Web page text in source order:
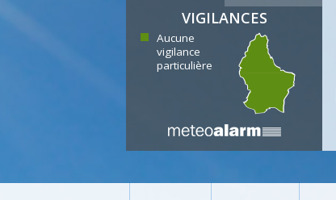
VIGILANCES
Aucune
vigilance
particulière